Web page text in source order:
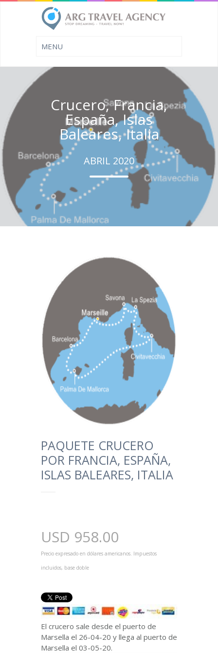
Crucero, Francia,
España, Islas
Baleares, Italia
ABRIL 2020
PAQUETE CRUCERO
POR FRANCIA, ESPAÑA,
ISLAS BALEARES, ITALIA
USD 958.00
Precio expresado en dólares americanos. Impuestos
incluidos, base doble
El crucero sale desde el puerto de
Marsella el 26-04-20 y llega al puerto de
Marsella el 03-05-20.